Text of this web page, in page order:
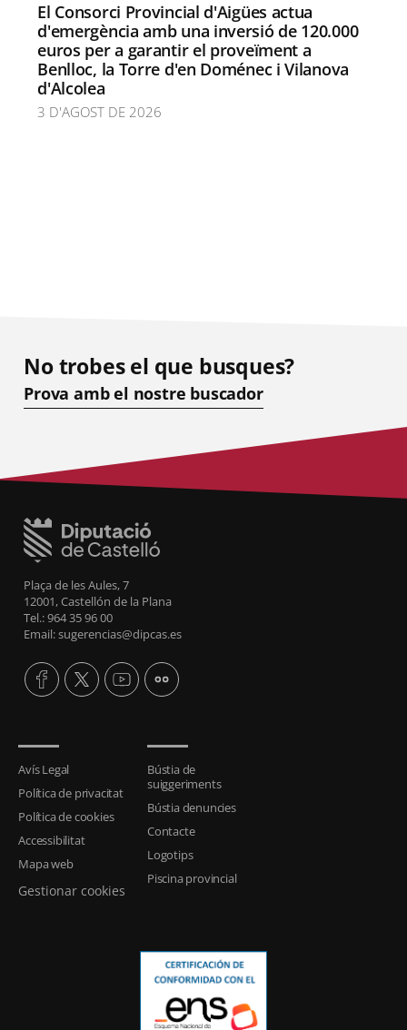
El Consorci Provincial d'Aigües actua
d'emergència amb una inversió de 120.000
euros per a garantir el proveïment a
Benlloc, la Torre d'en Doménec i Vilanova
d'Alcolea
3 D'AGOST DE 2026
No trobes el que busques?
Prova amb el nostre buscador
Plaça de les Aules, 7
12001, Castellón de la Plana
Tel.: 964 35 96 00
Email: sugerencias@dipcas.es
Avís Legal
Política de privacitat
Política de cookies
Accessibilitat
Mapa web
Gestionar cookies
Bústia de
suiggeriments
Bústia denuncies
Contacte
Logotips
Piscina provincial